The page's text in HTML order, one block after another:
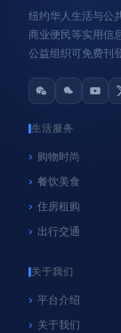
心系纽约
NYC官方垃
06/18/2026
纽约华人生活与公
商业便民等实用信
公益组织可免费刊
生活服务
购物时尚
餐饮美食
住房租购
出行交通
关于我们
平台介绍
关于我们